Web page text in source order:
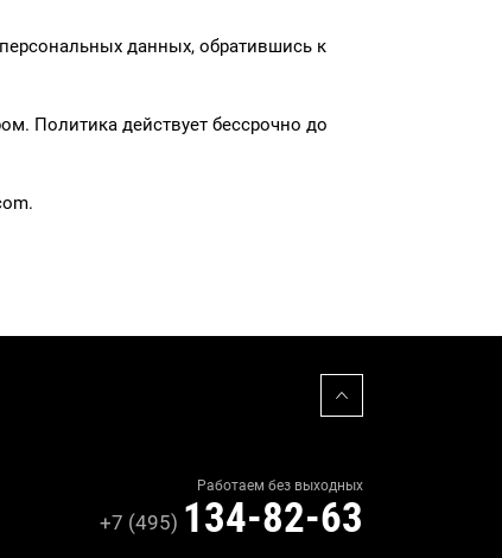
данных, обратившись к
Политика действует бессрочно до
Работаем без выходных
+7 (495)134-82-63